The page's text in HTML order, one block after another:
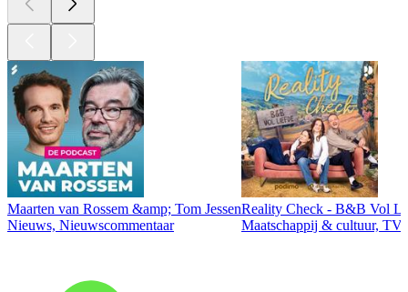
Maarten van Rossem &amp; Tom Jessen
Nieuws, Nieuwscommentaar
Reality Check - B&B Vol
Maatschappij & cultuur,